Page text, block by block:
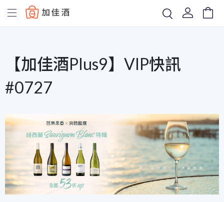
Baccus
【加佳酒Plus9】VIP快訊
#0727